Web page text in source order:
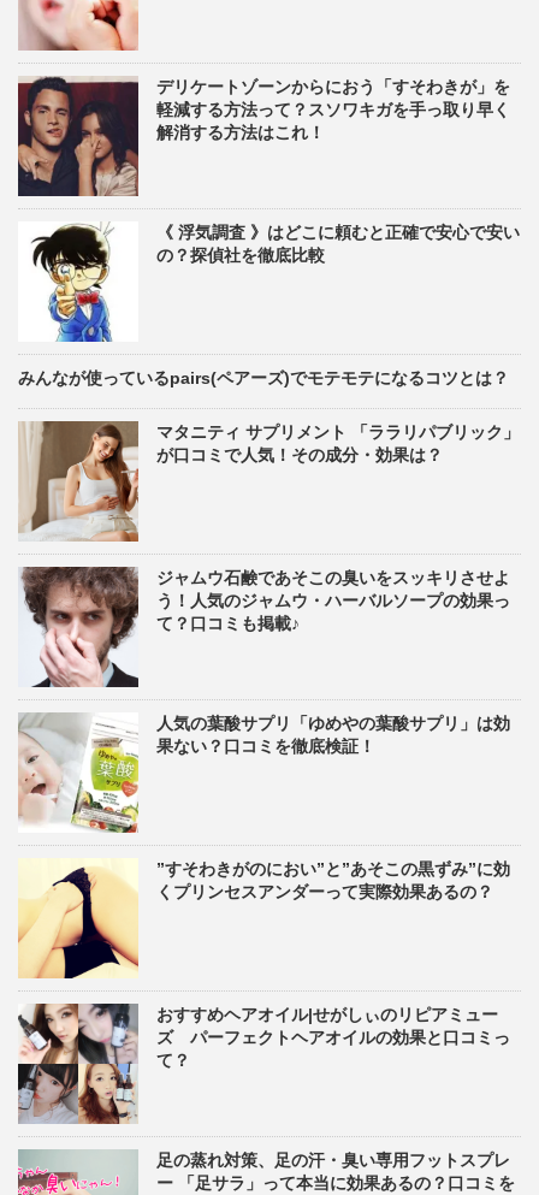
デリケートゾーンからにおう「すそわきが」を
軽減する方法って？スソワキガを手っ取り早く
解消する方法はこれ！
《 浮気調査 》はどこに頼むと正確で安心で安い
の？探偵社を徹底比較
みんなが使っているpairs(ペアーズ)でモテモテになるコツとは？
マタニティ サプリメント 「ララリパブリック」
が口コミで人気！その成分・効果は？
ジャムウ石鹸であそこの臭いをスッキリさせよ
う！人気のジャムウ・ハーバルソープの効果っ
て？口コミも掲載♪
人気の葉酸サプリ「ゆめやの葉酸サプリ」は効
果ない？口コミを徹底検証！
”すそわきがのにおい”と”あそこの黒ずみ”に効
くプリンセスアンダーって実際効果あるの？
おすすめヘアオイル|せがしぃのリピアミュー
ズ パーフェクトヘアオイルの効果と口コミっ
て？
足の蒸れ対策、足の汗・臭い専用フットスプレ
ー 「足サラ」って本当に効果あるの？口コミを